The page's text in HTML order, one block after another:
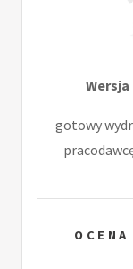
gotowy